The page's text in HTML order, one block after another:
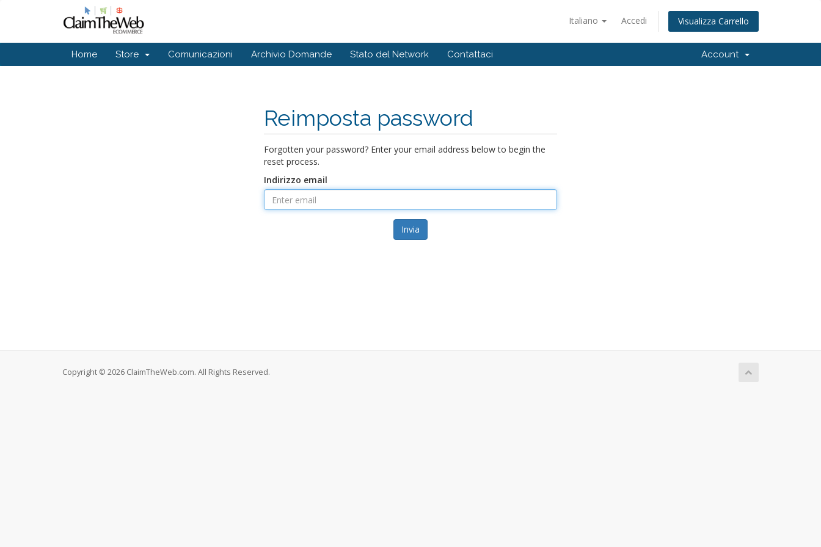
Italiano Accedi Visualizza Carrello
Home Store Comunicazioni Archivio Domande Stato del Network Contattaci Account
Reimposta password
Forgotten your password? Enter your email address below to begin the
reset process.
Indirizzo email
Invia
Copyright © 2026 ClaimTheWeb.com. All Rights Reserved.